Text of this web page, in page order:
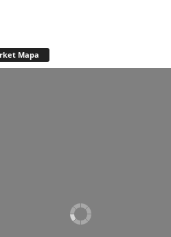
Mapa